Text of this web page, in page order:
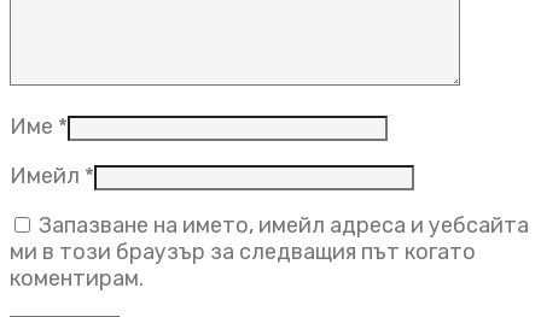
Име *
Имейл *
Запазване на името, имейл адреса и уебсайта
ми в този браузър за следващия път когато
коментирам.